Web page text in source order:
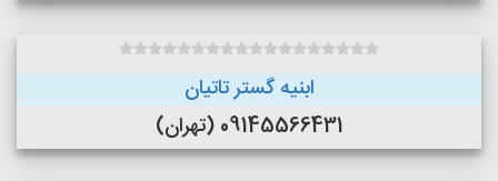
ابنیه گستر تاتیان
09145566431 (تهران)